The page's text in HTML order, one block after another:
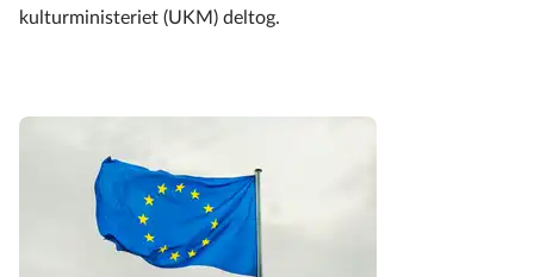
kulturministeriet (UKM) deltog.